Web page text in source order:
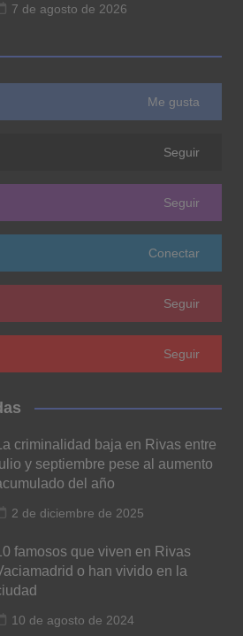
7 de agosto de 2026
Me gusta
Seguir
Seguir
Conectar
Seguir
Seguir
La criminalidad baja en Rivas entre
y septiembre pese al aumento
del año
2 de diciembre de 2025
famosos que viven en Rivas
o han vivido en la
10 de agosto de 2024